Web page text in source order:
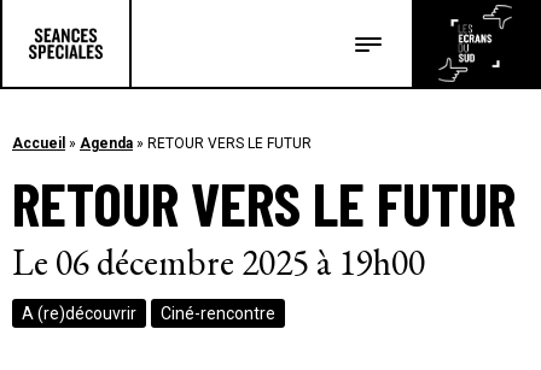
Les articles
Accueil » Agenda » RETOUR VERS LE FUTUR
RETOUR VERS LE FUTUR
Le 06 décembre 2025 à 19h00
A (re)découvrir Ciné-rencontre